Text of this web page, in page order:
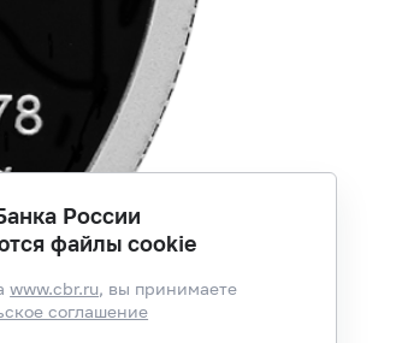
России
файлы cookie
www.cbr.ru, вы принимаете
соглашение